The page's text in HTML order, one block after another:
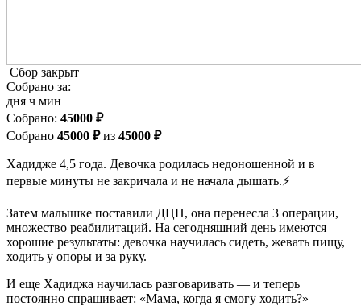
Сбор закрыт
Собрано за:
дня ч мин
Cобрано: 45000 ₽
Собрано 45000 ₽из 45000 ₽
Хадидже 4,5 года. Девочка родилась недоношенной и в
первые минуты не закричала и не начала дышать.⚡️
Затем малышке поставили ДЦП, она перенесла 3 операции,
множество реабилитаций. На сегодняшний день имеются
хорошие результаты: девочка научилась сидеть, жевать пищу,
ходить у опоры и за руку.
И еще Хадиджа научилась разговаривать — и теперь
постоянно спрашивает: «Мама, когда я смогу ходить?»